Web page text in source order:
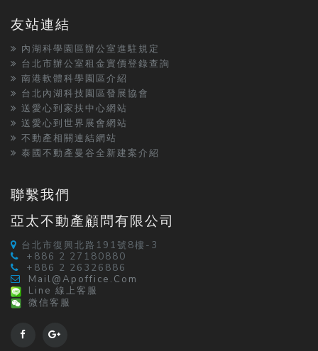
友站連結
內湖科學園區辦公室進駐規定
台北市辦公室租金實價登錄查詢
南港軟體科學園區介紹
台北內湖科技園區發展協會
送愛心到家扶中心網站
送愛心到世界展會網站
不動產相關連結網站
泰國不動產曼谷全新建案介紹
聯繫我們
亞太不動產顧問有限公司
台北市復興北路191號8樓-3
+886 2 27180880
+886 2 26326886
Mail@apoffice.com
Line 線上客服
微信客服